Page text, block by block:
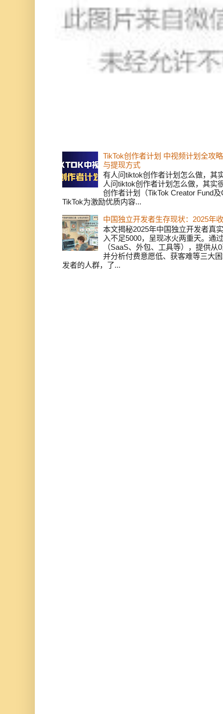
TikTok创作者计划 中视频计划全攻
与提现方式
有人问tiktok创作者计划怎么做，其
人问tiktok创作者计划怎么做，其实
创作者计划（TikTok Creator Fund
TikTok为激励优质内容...
中国独立开发者生存现状：2025年
本文揭秘2025年中国独立开发者真
入不足5000，呈现冰火两重天。通
（SaaS、外包、工具等），提供
并分析付费意愿低、获客难等三大
发者的人群，了...